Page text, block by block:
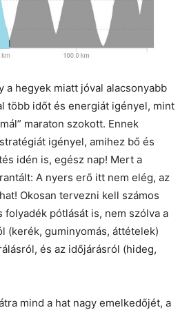
a hegyek miatt jóval alacsonyabb
több időt és energiát igényel, mint
maraton szokott. Ennek
igényel, amihez bő és
idén is, egész nap! Mert a
A nyers erő itt nem elég, az
Okosan tervezni kell számos
folyadék pótlását is, nem szólva a
(kerék, guminyomás, áttételek)
és az időjárásról (hideg,
mind a hat nagy emelkedőjét, a